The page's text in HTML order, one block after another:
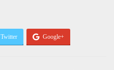
Twitter Google+